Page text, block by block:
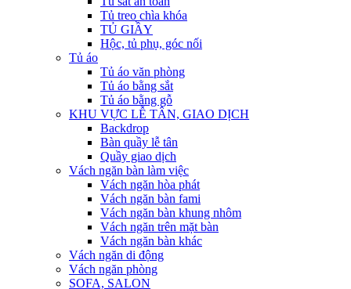
Tủ treo chìa khóa
TỦ GIẦY
Hộc, tủ phụ, góc nối
Tủ áo
Tủ áo văn phòng
Tủ áo bằng sắt
Tủ áo bằng gỗ
KHU VỰC LỄ TÂN, GIAO DỊCH
Backdrop
Bàn quầy lễ tân
Quầy giao dịch
Vách ngăn bàn làm việc
Vách ngăn hòa phát
Vách ngăn bàn fami
Vách ngăn bàn khung nhôm
Vách ngăn trên mặt bàn
Vách ngăn bàn khác
Vách ngăn di động
Vách ngăn phòng
SOFA, SALON